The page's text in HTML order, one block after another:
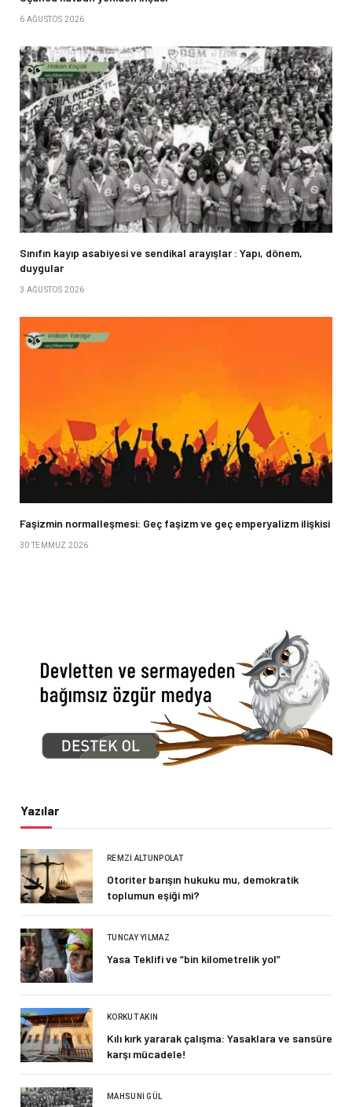
6 AĞUSTOS 2026
Sınıfın kayıp asabiyesi ve sendikal arayışlar : Yapı, dönem,
duygular
3 AĞUSTOS 2026
Faşizmin normalleşmesi: Geç faşizm ve geç emperyalizm ilişkisi
30 TEMMUZ 2026
Yazılar
REMZI ALTUNPOLAT
Otoriter barışın hukuku mu, demokratik
toplumun eşiği mi?
TUNCAY YILMAZ
Yasa Teklifi ve “bin kilometrelik yol”
KORKUT AKIN
Kılı kırk yararak çalışma: Yasaklara ve sansüre
karşı mücadele!
MAHSUNI GÜL